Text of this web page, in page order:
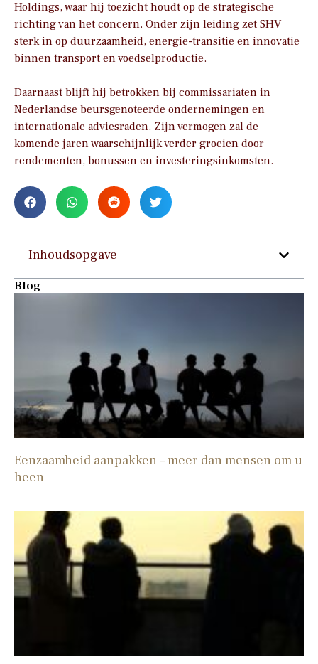
Holdings, waar hij toezicht houdt op de strategische
richting van het concern. Onder zijn leiding zet SHV
sterk in op duurzaamheid, energie-transitie en innovatie
binnen transport en voedselproductie.
Daarnaast blijft hij betrokken bij commissariaten in
Nederlandse beursgenoteerde ondernemingen en
internationale adviesraden. Zijn vermogen zal de
komende jaren waarschijnlijk verder groeien door
rendementen, bonussen en investeringsinkomsten.
Inhoudsopgave
Blog
Eenzaamheid aanpakken – meer dan mensen om u
heen